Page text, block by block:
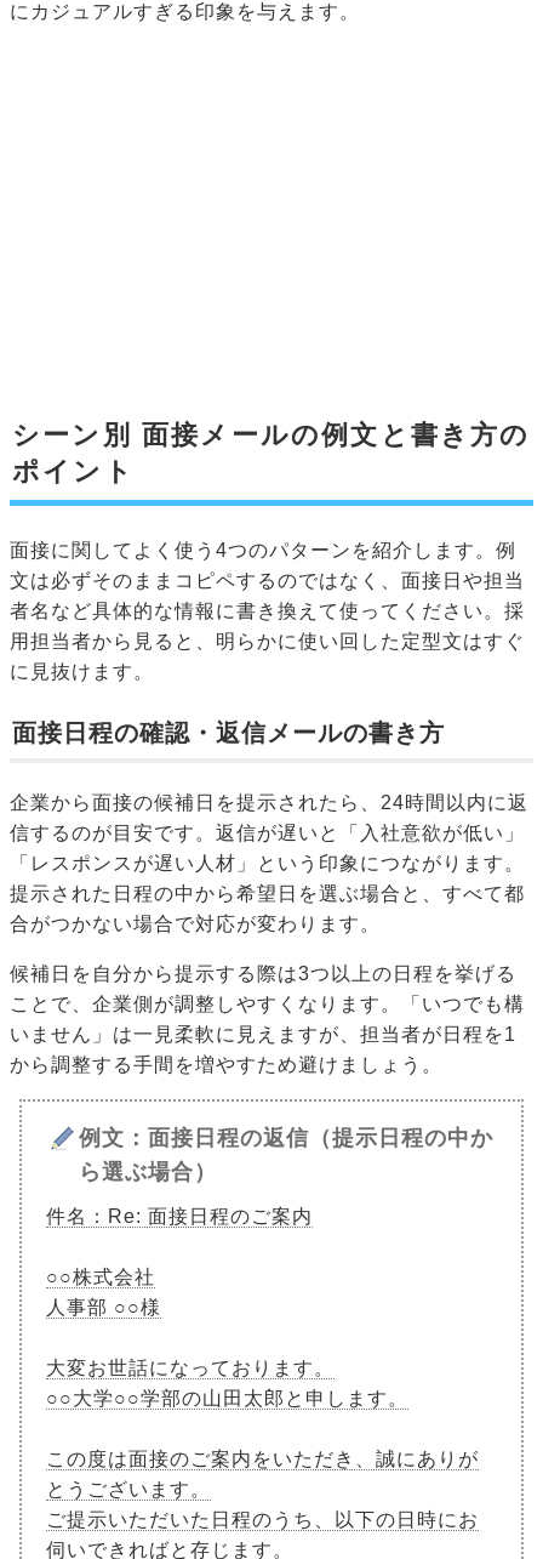
にカジュアルすぎる印象を与えます。
シーン別 面接メールの例文と書き方の
ポイント
面接に関してよく使う4つのパターンを紹介します。例
文は必ずそのままコピペするのではなく、面接日や担当
者名など具体的な情報に書き換えて使ってください。採
用担当者から見ると、明らかに使い回した定型文はすぐ
に見抜けます。
面接日程の確認・返信メールの書き方
企業から面接の候補日を提示されたら、24時間以内に返
信するのが目安です。返信が遅いと「入社意欲が低い」
「レスポンスが遅い人材」という印象につながります。
提示された日程の中から希望日を選ぶ場合と、すべて都
合がつかない場合で対応が変わります。
候補日を自分から提示する際は3つ以上の日程を挙げる
ことで、企業側が調整しやすくなります。「いつでも構
いません」は一見柔軟に見えますが、担当者が日程を1
から調整する手間を増やすため避けましょう。
例文：面接日程の返信（提示日程の中か
ら選ぶ場合）
件名：Re: 面接日程のご案内
○○株式会社
人事部 ○○様
大変お世話になっております。
○○大学○○学部の山田太郎と申します。
この度は面接のご案内をいただき、誠にありが
とうございます。
ご提示いただいた日程のうち、以下の日時にお
伺いできればと存じます。